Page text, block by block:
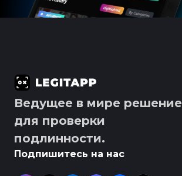
Ведущее в мире решение
для проверки
подлинности.
Подпишитесь на нас